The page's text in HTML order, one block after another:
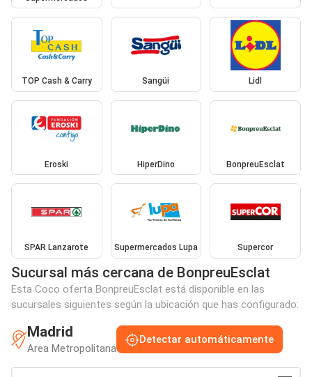
TOP Cash & Carry Sangüi Lidl
Eroski HiperDino BonpreuEsclat
SPAR Lanzarote Supermercados Lupa Supercor
Sucursal más cercana de BonpreuEsclat
Esta Coco oferta BonpreuEsclat está disponible en las
sucursales siguientes según la ubicación que has configurado:
Madrid
Area Metropolitana
Detectar automáticamente